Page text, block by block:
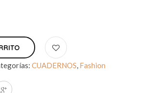
CUADERNOS, Fashion